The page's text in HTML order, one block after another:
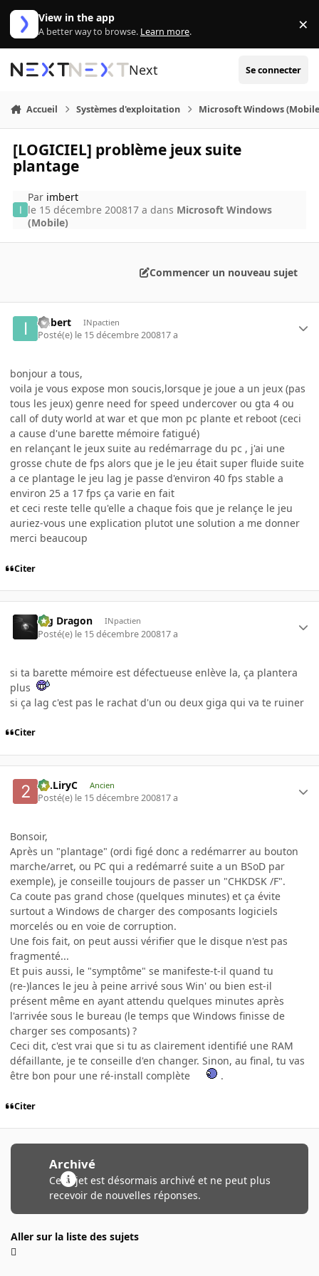
Aller au contenu
View in the app
A better way to browse. Learn more. ×
Next Se connecter
Accueil Systèmes d'exploitation Microsoft Windows
[LOGICIEL] problème jeux suite
plantage
Par imbert
le 15 décembre 200817 a dans Microsoft Windows
(Mobile)
Commencer un nouveau sujet
imbert INpactien
Posté(e) le 15 décembre 200817 a
bonjour a tous,
voila je vous expose mon soucis,lorsque je joue a un jeux (pas
tous les jeux) genre need for speed undercover ou gta 4 ou
call of duty world at war et que mon pc plante et reboot (ceci
a cause d'une barette mémoire fatigué)
en relançant le jeux suite au redémarrage du pc , j'ai une
grosse chute de fps alors que je le jeu était super fluide suite
a ce plantage le jeu lag je passe d'environ 40 fps stable a
environ 25 a 17 fps ça varie en fait
et ceci reste telle qu'elle a chaque fois que je relançe le jeu
auriez-vous une explication plutot une solution a me donner
merci beaucoup
Citer
Big Dragon INpactien
Posté(e) le 15 décembre 200817 a
si ta barette mémoire est défectueuse enlève la, ça plantera
plus
si ça lag c'est pas le rachat d'un ou deux giga qui va te ruiner
Citer
2C.LiryC Ancien
Posté(e) le 15 décembre 200817 a
Bonsoir,
Après un "plantage" (ordi figé donc a redémarrer au bouton
marche/arret, ou PC qui a redémarré suite a un BSoD par
exemple), je conseille toujours de passer un "CHKDSK /F".
Ca coute pas grand chose (quelques minutes) et ça évite
surtout a Windows de charger des composants logiciels
morcelés ou en voie de corruption.
Une fois fait, on peut aussi vérifier que le disque n'est pas
fragmenté...
Et puis aussi, le "symptôme" se manifeste-t-il quand tu
(re-)lances le jeu à peine arrivé sous Win' ou bien est-il
présent même en ayant attendu quelques minutes après
l'arrivée sous le bureau (le temps que Windows finisse de
charger ses composants) ?
Ceci dit, c'est vrai que si tu as clairement identifié une RAM
défaillante, je te conseille d'en changer. Sinon, au final, tu vas
être bon pour une ré-install complète
.
Citer
Archivé
Ce sujet est désormais archivé et ne peut plus
recevoir de nouvelles réponses.
Aller sur la liste des sujets